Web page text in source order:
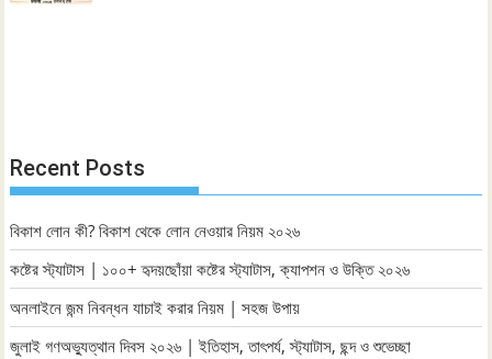
Recent Posts
বিকাশ লোন কী? বিকাশ থেকে লোন নেওয়ার নিয়ম ২০২৬
কষ্টের স্ট্যাটাস | ১০০+ হৃদয়ছোঁয়া কষ্টের স্ট্যাটাস, ক্যাপশন ও উক্তি ২০২৬
অনলাইনে জন্ম নিবন্ধন যাচাই করার নিয়ম | সহজ উপায়
জুলাই গণঅভ্যুত্থান দিবস ২০২৬ | ইতিহাস, তাৎপর্য, স্ট্যাটাস, ছন্দ ও শুভেচ্ছা